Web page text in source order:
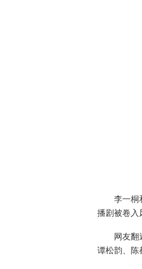
李一桐
播剧被卷入
网友翻
谭松韵、陈